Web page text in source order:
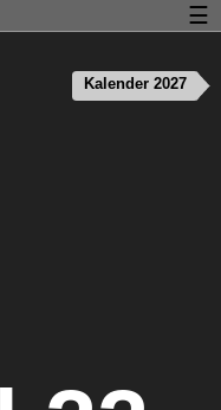
Kalender 2027
☰